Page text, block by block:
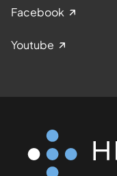
Facebook
Youtube